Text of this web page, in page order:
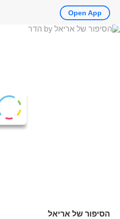
הסיפור של אריאל
Open App